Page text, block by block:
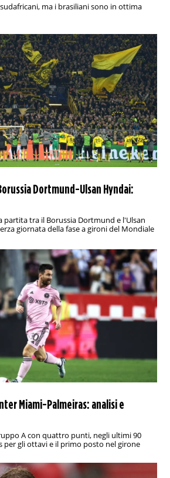
ma i brasiliani sono in ottima
Dortmund-Ulsan Hyndai:
partita tra il Borussia Dortmund e l'Ulsan
giornata della fase a gironi del Mondiale
Miami-Palmeiras: analisi e
A con quattro punti, negli ultimi 90
per gli ottavi e il primo posto nel girone